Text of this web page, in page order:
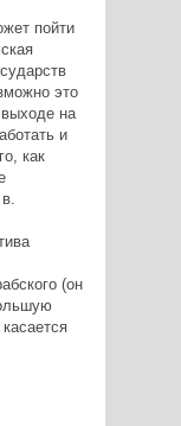
пойти
это
на
и
как
(он